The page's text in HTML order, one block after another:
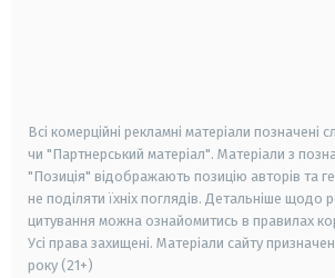
Всі комерційні рекламні матеріали позначені
чи "Партнерський матеріал". Матеріали з
"Позиція" відображають позицію авторів та
не поділяти їхніх поглядів. Детальніше щодо
цитування можна ознайомитись в правилах
Усі права захищені. Матеріали сайту
року (21+)